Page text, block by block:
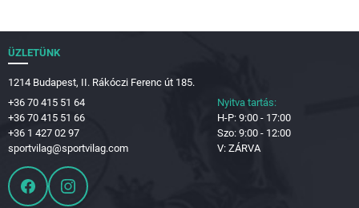
ÜZLETÜNK
1214 Budapest, II. Rákóczi Ferenc út 185.
+36 70 415 51 64
+36 70 415 51 66
+36 1 427 02 97
sportvilag@sportvilag.com
Nyitva tartás:
H-P: 9:00 - 17:00
Szo: 9:00 - 12:00
V: ZÁRVA